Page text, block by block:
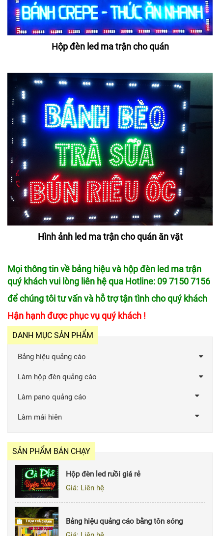
Hộp đèn led ma trận cho quán
Hình ảnh led ma trận cho quán ăn vặt
Mọi thông tin về bảng hiệu và hộp đèn led ma trận
quý khách vui lòng liên hệ qua Hotline: 09 7150 7156
để chúng tôi tư vấn và hỗ trợ tận tình cho quý khách
Hận hạnh được phục vụ quý khách !
DANH MỤC SẢN PHẨM
Bảng hiệu quảng cáo
Làm hộp đèn quảng cáo
Làm pano quảng cáo
Làm mái hiên
SẢN PHẨM BÁN CHẠY
Hộp đèn led ruồi giá rẻ
Giá: Liên hệ
Bảng hiệu quảng cáo bằng tôn sóng